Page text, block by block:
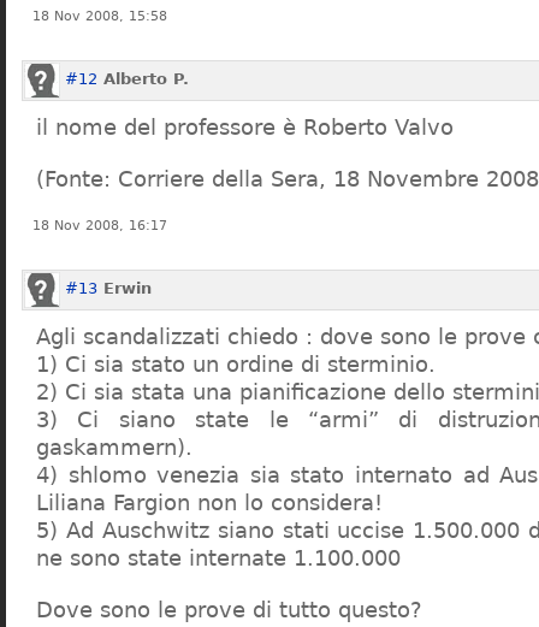
18 Nov 2008, 15:58
#12 Alberto P.
il nome del professore è Roberto Valvo
(Fonte: Corriere della Sera, 18 Novembre
18 Nov 2008, 16:17
#13 Erwin
Agli scandalizzati chiedo : dove sono le prove
1) Ci sia stato un ordine di sterminio.
2) Ci sia stata una pianificazione dello
3) Ci siano state le “armi” di
gaskammern).
4) shlomo venezia sia stato internato ad
Liliana Fargion non lo considera!
5) Ad Auschwitz siano stati uccise 1.500.000
ne sono state internate 1.100.000
Dove sono le prove di tutto questo?